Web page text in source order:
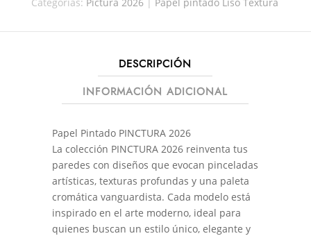
DESCRIPCIÓN
INFORMACIÓN ADICIONAL
Papel Pintado PINCTURA 2026
La colección PINCTURA 2026 reinventa tus
paredes con diseños que evocan pinceladas
artísticas, texturas profundas y una paleta
cromática vanguardista. Cada modelo está
inspirado en el arte moderno, ideal para
quienes buscan un estilo único, elegante y